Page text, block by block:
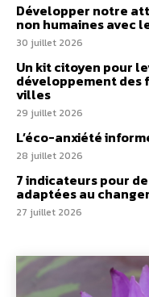
Développer notre
non humaines avec
30 juillet 2026
Un kit citoyen pour
développement des
villes
29 juillet 2026
L’éco-anxiété
28 juillet 2026
7 indicateurs pour
adaptées au
27 juillet 2026